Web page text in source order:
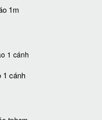
1m
1 cánh